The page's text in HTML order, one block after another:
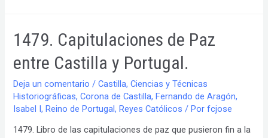
IV
infanta
Isabel
de
Castilla
1479. Capitulaciones de Paz
entre Castilla y Portugal.
Deja un comentario /Castilla,Ciencias y Técnicas
Historiográficas,Corona de Castilla,Fernando de Aragón,
Isabel I,Reino de Portugal,Reyes Católicos / Porfcjose
1479. Libro de las capitulaciones de paz que pusieron fin a la